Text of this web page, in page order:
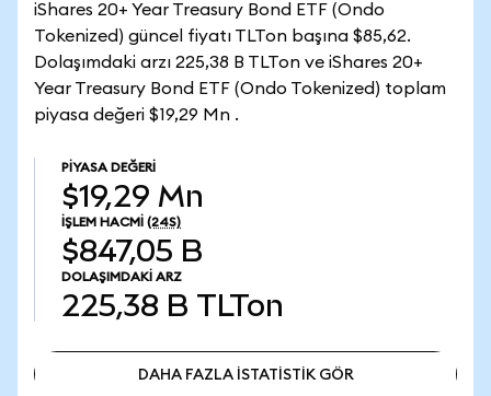
iShares 20+ Year Treasury Bond ETF (Ondo
Tokenized) güncel fiyatı TLTon başına $85,62.
Dolaşımdaki arzı 225,38 B TLTon ve iShares 20+
Year Treasury Bond ETF (Ondo Tokenized) toplam
piyasa değeri $19,29 Mn .
PIYASA DEĞERI
$19,29 Mn
İŞLEM HACMI (24S)
$847,05 B
DOLAŞIMDAKI ARZ
225,38 B TLTon
DAHA FAZLA İSTATİSTİK GÖR